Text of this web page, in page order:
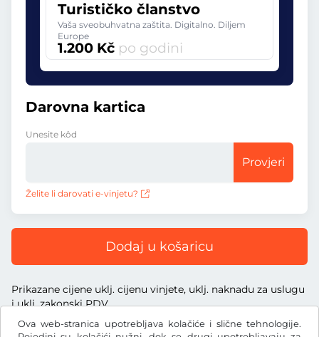
Ova web-stranica upotrebljava kolačiće i slične tehnologije.
Turističko članstvo
Vaša sveobuhvatna zaštita. Digitalno. Diljem
Europe
1.200 Kč po godini
Darovna kartica
Unesite kôd
Provjeri
Želite li darovati e-vinjetu?
Dodaj u košaricu
Prikazane cijene uklj. cijenu vinjete, uklj. naknadu za uslugu
i uklj. zakonski PDV